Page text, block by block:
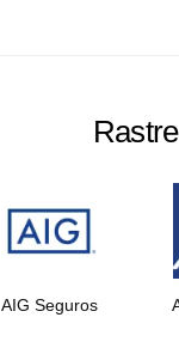
AIG Seguros